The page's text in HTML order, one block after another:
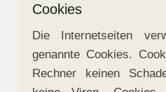
Cookies
Die Internetseiten
genannte Cookies.
Rechner keinen